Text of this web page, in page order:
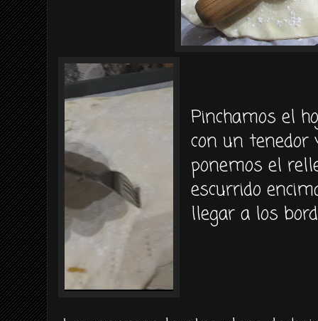
Pinchamos el
con un tenedor
ponemos el
escurrido
llegar a los